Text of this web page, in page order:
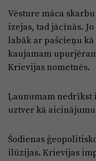
Vēsture māca
izejas, tad jācīnās.
labāk ar pašcieņu
kaujamam
Krievijas nometnēs.
Ļaunumam nedrīkst
uztver kā
Šodienas
ilūzijas. Krievijas